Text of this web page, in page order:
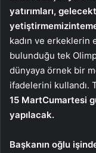
yatırımları,
yetiştirmemizin
kadın ve erkeklerin
bulunduğu tek
dünyaya örnek bir
ifadelerini kullandı.
15 MartCumartesi
yapılacak.
Başkanın oğlu